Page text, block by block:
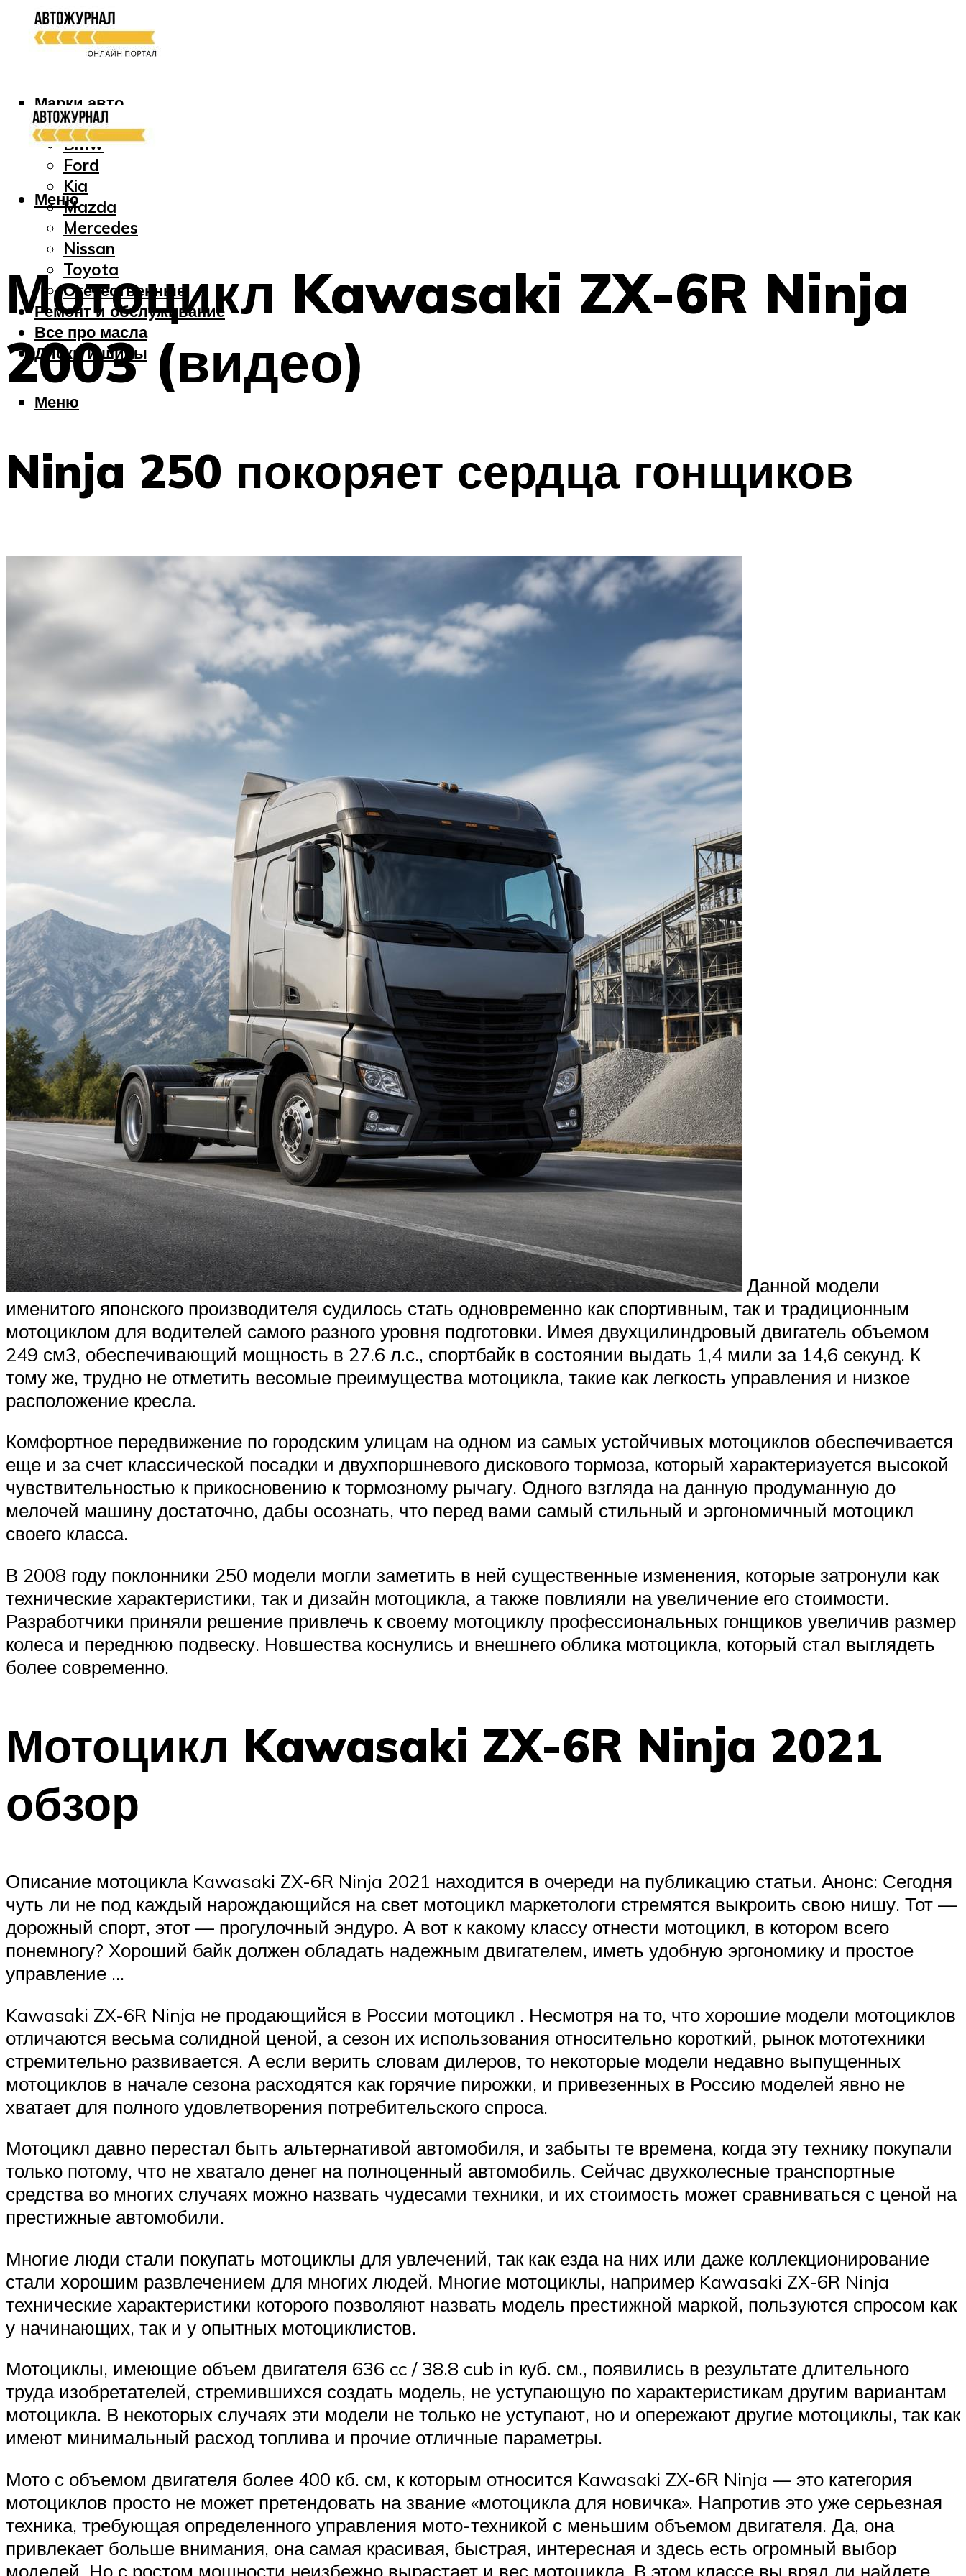
Марки авто
Audi
Bmw
Ford
Kia
Mazda
Mercedes
Nissan
Toyota
Отечественные
Ремонт и обслуживание
Все про масла
Диски и шины
Меню
Меню
Мотоцикл Kawasaki ZX-6R Ninja
2003 (видео)
Ninja 250 покоряет сердца гонщиков
Данной модели
именитого японского производителя судилось стать одновременно как спортивным, так и традиционным
мотоциклом для водителей самого разного уровня подготовки. Имея двухцилиндровый двигатель объемом
249 см3, обеспечивающий мощность в 27.6 л.с., спортбайк в состоянии выдать 1,4 мили за 14,6 секунд. К
тому же, трудно не отметить весомые преимущества мотоцикла, такие как легкость управления и низкое
расположение кресла.
Комфортное передвижение по городским улицам на одном из самых устойчивых мотоциклов обеспечивается
еще и за счет классической посадки и двухпоршневого дискового тормоза, который характеризуется высокой
чувствительностью к прикосновению к тормозному рычагу. Одного взгляда на данную продуманную до
мелочей машину достаточно, дабы осознать, что перед вами самый стильный и эргономичный мотоцикл
своего класса.
В 2008 году поклонники 250 модели могли заметить в ней существенные изменения, которые затронули как
технические характеристики, так и дизайн мотоцикла, а также повлияли на увеличение его стоимости.
Разработчики приняли решение привлечь к своему мотоциклу профессиональных гонщиков увеличив размер
колеса и переднюю подвеску. Новшества коснулись и внешнего облика мотоцикла, который стал выглядеть
более современно.
Мотоцикл Kawasaki ZX-6R Ninja 2021
обзор
Описание мотоцикла Kawasaki ZX-6R Ninja 2021 находится в очереди на публикацию статьи. Анонс: Сегодня
чуть ли не под каждый нарождающийся на свет мотоцикл маркетологи стремятся выкроить свою нишу. Тот —
дорожный спорт, этот — прогулочный эндуро. А вот к какому классу отнести мотоцикл, в котором всего
понемногу? Хороший байк должен обладать надежным двигателем, иметь удобную эргономику и простое
управление …
Kawasaki ZX-6R Ninja не продающийся в России мотоцикл . Несмотря на то, что хорошие модели мотоциклов
отличаются весьма солидной ценой, а сезон их использования относительно короткий, рынок мототехники
стремительно развивается. А если верить словам дилеров, то некоторые модели недавно выпущенных
мотоциклов в начале сезона расходятся как горячие пирожки, и привезенных в Россию моделей явно не
хватает для полного удовлетворения потребительского спроса.
Мотоцикл давно перестал быть альтернативой автомобиля, и забыты те времена, когда эту технику покупали
только потому, что не хватало денег на полноценный автомобиль. Сейчас двухколесные транспортные
средства во многих случаях можно назвать чудесами техники, и их стоимость может сравниваться с ценой на
престижные автомобили.
Многие люди стали покупать мотоциклы для увлечений, так как езда на них или даже коллекционирование
стали хорошим развлечением для многих людей. Многие мотоциклы, например Kawasaki ZX-6R Ninja
технические характеристики которого позволяют назвать модель престижной маркой, пользуются спросом как
у начинающих, так и у опытных мотоциклистов.
Мотоциклы, имеющие объем двигателя 636 cc / 38.8 cub in куб. см., появились в результате длительного
труда изобретателей, стремившихся создать модель, не уступающую по характеристикам другим вариантам
мотоцикла. В некоторых случаях эти модели не только не уступают, но и опережают другие мотоциклы, так как
имеют минимальный расход топлива и прочие отличные параметры.
Мото с объемом двигателя более 400 кб. см, к которым относится Kawasaki ZX-6R Ninja — это категория
мотоциклов просто не может претендовать на звание «мотоцикла для новичка». Напротив это уже серьезная
техника, требующая определенного управления мото-техникой с меньшим объемом двигателя. Да, она
привлекает больше внимания, она самая красивая, быстрая, интересная и здесь есть огромный выбор
моделей. Но с ростом мощности неизбежно вырастает и вес мотоцикла. В этом классе вы вряд ли найдете